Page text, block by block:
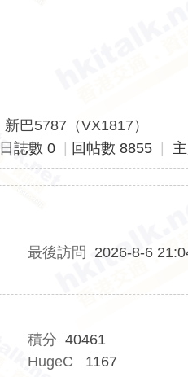
巴5787（VX1817）
日誌數 0 回帖數 8855
最後訪問 2026-8-6
積分 40461
HugeC 1167